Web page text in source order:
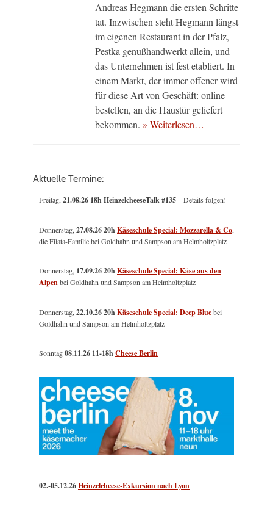
Andreas Hegmann die ersten Schritte
tat. Inzwischen steht Hegmann längst
im eigenen Restaurant in der Pfalz,
Pestka genußhandwerkt allein, und
das Unternehmen ist fest etabliert. In
einem Markt, der immer offener wird
für diese Art von Geschäft: online
bestellen, an die Haustür geliefert
bekommen. » Weiterlesen…
Aktuelle Termine:
Freitag,21.08.26 18h HeinzelcheeseTalk #135– Details folgen!
Donnerstag,27.08.26 20hKäseschule Special: Mozzarella & Co,
die Filata-Familie bei Goldhahn und Sampson am Helmholtzplatz
Donnerstag, 17.09.26 20hKäseschule Special: Käse aus den
Alpenbei Goldhahn und Sampson am Helmholtzplatz
Donnerstag,22.10.26 20hKäseschule Special: Deep Bluebei
Goldhahn und Sampson am Helmholtzplatz
Sonntag08.11.26 11-18hCheese Berlin
02.-05.12.26Heinzelcheese-Exkursion nach Lyon